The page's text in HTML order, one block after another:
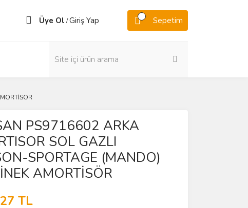
Üye Ol /Giriş Yap Sepetim
PS9716602 ARKA
SOL GAZLI
SPORTAGE (MANDO)
AMORTİSÖR
TL